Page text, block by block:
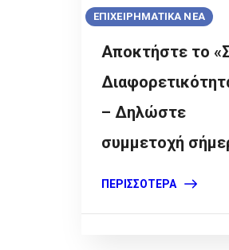
ΕΠΙΧΕΙΡΗΜΑΤΙΚΑ ΝΕΑ
Αποκτήστε το
– Δηλώστε
συμμετοχή
ΠΕΡΙΣΣΌΤΕΡΑ